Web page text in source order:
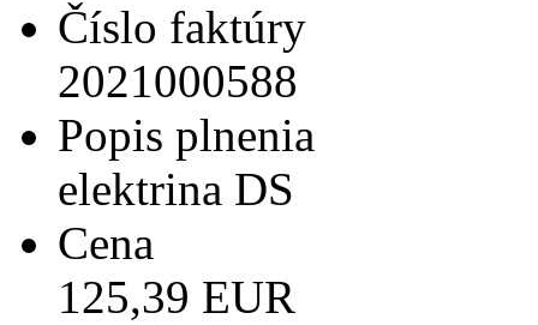
Číslo faktúry
2021000588
Popis plnenia
elektrina DS
Cena
125,39 EUR